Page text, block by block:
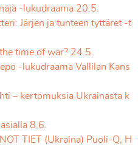
-lukudraama 20.5.
Järjen ja tunteen tyttäret -t
time of war? 24.5.
-lukudraama Vallilan Kans
– kertomuksia Ukrainasta k
8.6.
TIET (Ukraina) Puoli-Q, H